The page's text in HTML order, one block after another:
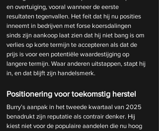
en overtuiging, vooral wanneer de eerste
resultaten tegenvallen. Het feit dat hij nu posities
inneemt in bedrijven met forse koersdalingen
sinds zijn aankoop laat zien dat hij niet bang is om
verlies op korte termijn te accepteren als dat de
prijs is voor een potentiële waardestijging op
langere termijn. Waar anderen uitstappen, stapt hij
in, en dat blijft zijn handelsmerk.
Positionering voor toekomstig herstel
Burry’s aanpak in het tweede kwartaal van 2025
benadrukt zijn reputatie als contrair denker. Hij
kiest niet voor de populaire aandelen die nu hoog